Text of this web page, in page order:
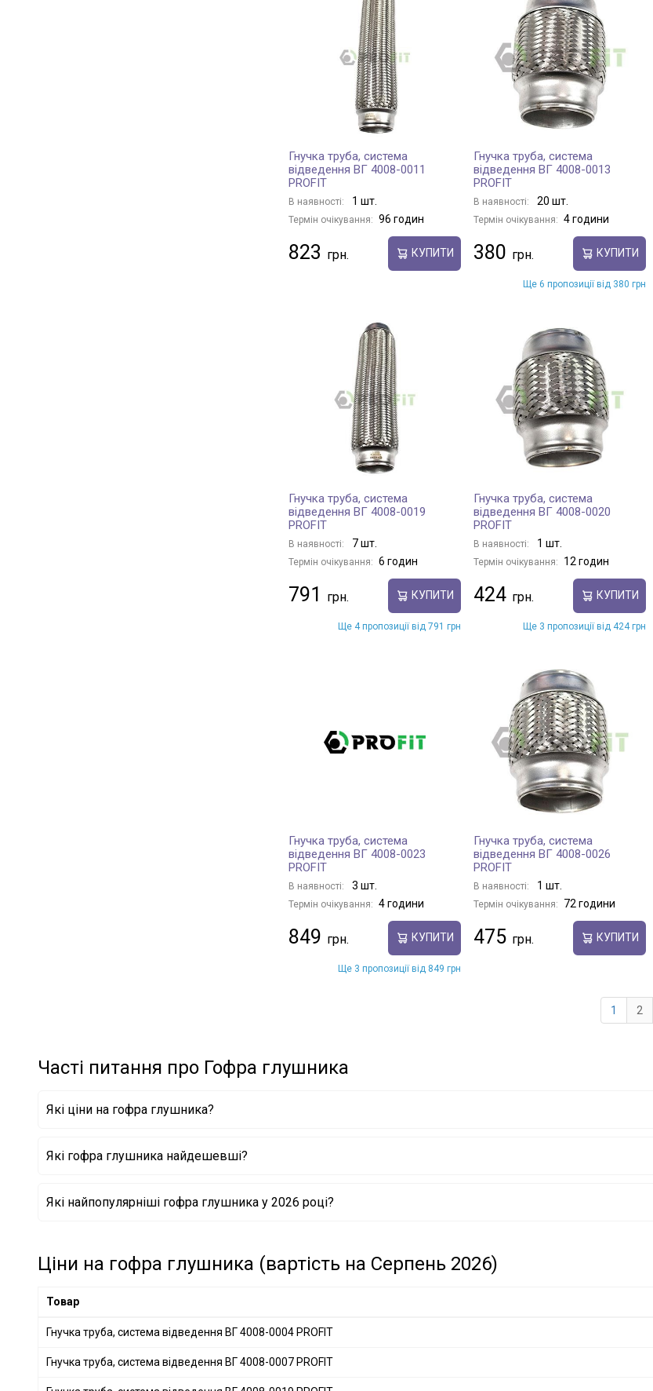
Гнучка труба, система
відведення ВГ 4008-0011
PROFIT
В наявності: 1 шт.
Термін очікування: 96 годин
823 КУПИТИ
Гнучка труба, система
відведення ВГ 4008-0013
PROFIT
В наявності: 20 шт.
Термін очікування: 4 години
380 КУПИТИ
Ще 6 пропозиції від 380 грн
Гнучка труба, система
відведення ВГ 4008-0019
PROFIT
В наявності: 7 шт.
Термін очікування: 6 годин
791 КУПИТИ
Ще 4 пропозиції від 791 грн
Гнучка труба, система
відведення ВГ 4008-0020
PROFIT
В наявності: 1 шт.
Термін очікування: 12 годин
424 КУПИТИ
Ще 3 пропозиції від 424 грн
Гнучка труба, система
відведення ВГ 4008-0023
PROFIT
В наявності: 3 шт.
Термін очікування: 4 години
849 КУПИТИ
Ще 3 пропозиції від 849 грн
Гнучка труба, система
відведення ВГ 4008-0026
PROFIT
В наявності: 1 шт.
Термін очікування: 72 години
475 КУПИТИ
1 2
Часті питання про Гофра глушника
Які ціни на гофра глушника?
Які гофра глушника найдешевші?
Гнучка труба, система відведення ВГ 9924200500 JP GROUP
Які найпопулярніші гофра глушника у 2026 році?
Ціни на гофра глушника (вартість на Серпень 2026)
Товар
Гнучка труба, система відведення ВГ 4008-0004 PROFIT
Гнучка труба, система відведення ВГ 4008-0007 PROFIT